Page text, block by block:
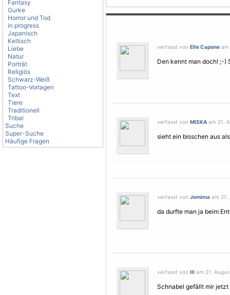
Fantasy
Gurke
Horror und Tod
in progress
Japanisch
Keltisch
Liebe
Natur
Porträt
Religiös
Schwarz-Weiß
Tattoo-Vorlagen
Text
Tiere
Traditionell
Tribal
Suche
Super-Suche
Häufige Fragen
verfasst von Elle Capone am
Den kennt man doch! ;-)
verfasst von MISKA am 21.
sieht ein bisschen aus
verfasst von Jemima am 21.
da durfte man ja beim
verfasst von lll am 21.
Schnabel gefällt mir jetzt